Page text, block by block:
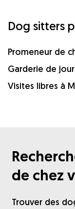
Dog sitters
Promeneur de
Garderie de
Visites libres à
de chez
Trouver des